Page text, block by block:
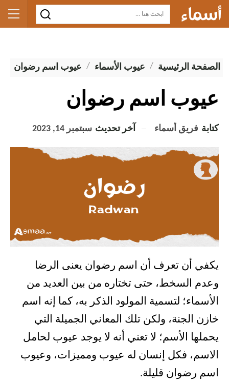
الصفحة الرئيسية عيوب الأسماء عيوب اسم رضوان
عيوب اسم رضوان
كتابة فريق أسماء آخر تحديث سبتمبر 14, 2023
يكفي أن تعرف أن اسم رضوان يعنى الرضا
وعدم السخط، حتى تختاره من بين العديد من
الأسماء؛ لتسمية المولود الذكر به، كما إنه اسم
خازن الجنة، ولكن تلك المعاني الجميلة التي
يحملها الأسم؛ لا تعني أنه لا يوجد عيوب لحامل
الاسم، فكل إنسان له عيوب ومميزات، وعيوب
اسم رضوان قليلة.